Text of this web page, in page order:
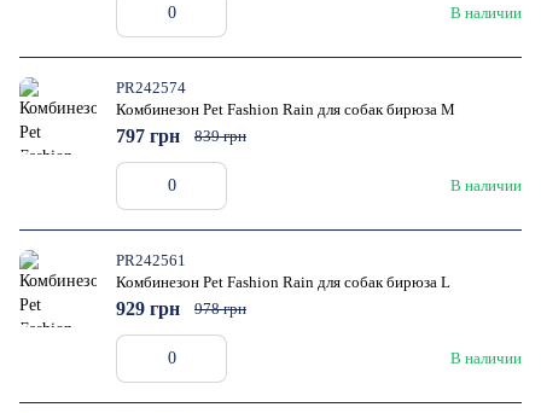
В наличии
PR242574
Комбинезон Pet Fashion Rain для собак бирюза M
В наличии
797 грн 839 грн
PR242561
Комбинезон Pet Fashion Rain для собак бирюза L
В наличии
929 грн 978 грн